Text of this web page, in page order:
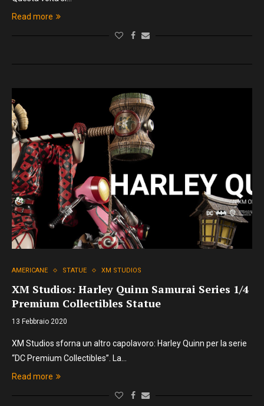
Read more
AMERICANE STATUE XM STUDIOS
XM Studios: Harley Quinn Samurai Series 1/4
Premium Collectibles Statue
13 Febbraio 2020
XM Studios sforna un altro capolavoro: Harley Quinn per la serie
“DC Premium Collectibles”. La…
Read more